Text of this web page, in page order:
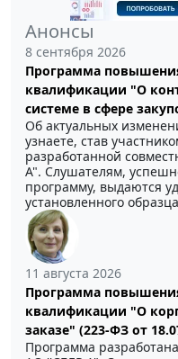
Анонсы
8 сентября 2026
Программа
квалификации "О
системе в сфере
Об актуальных
узнаете, став
разработанной
А". Слушателям,
программу, выдаются
установленного
11 августа 2026
Программа
квалификации "О
заказе" (223-ФЗ от
Программа